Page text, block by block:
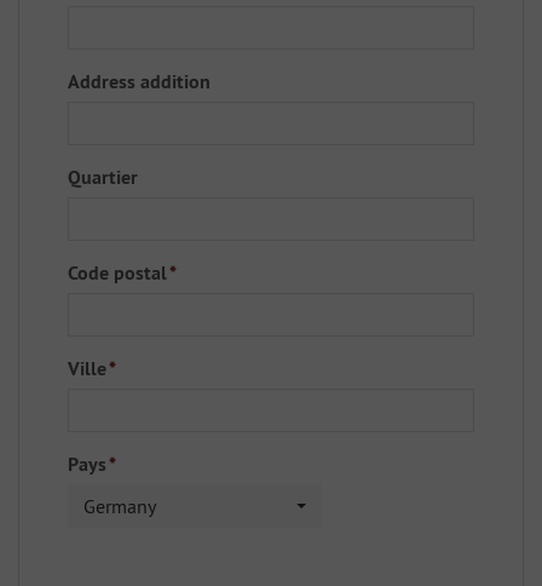
Address addition
Quartier
Code postal*
Ville*
Pays*
Germany